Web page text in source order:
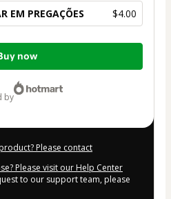
EM PREGAÇÕES $4.00
now
by
Please contact
Please visit our Help Center
to our support team, please